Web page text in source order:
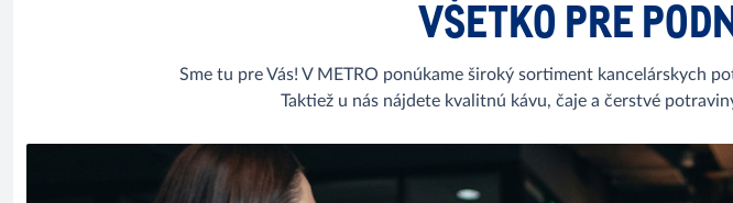
VŠETKO PRE
Sme tu pre Vás! V METRO ponúkame široký sortiment kancelárskych
Taktiež u nás nájdete kvalitnú kávu, čaje a čerstvé